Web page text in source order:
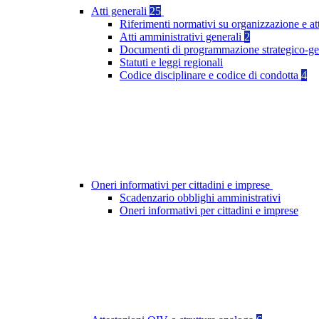
Atti generali 25
Riferimenti normativi su organizzazione e
Atti amministrativi generali 2
Documenti di programmazione strategico-
Statuti e leggi regionali
Codice disciplinare e codice di condotta 4
Oneri informativi per cittadini e imprese
Scadenzario obblighi amministrativi
Oneri informativi per cittadini e imprese